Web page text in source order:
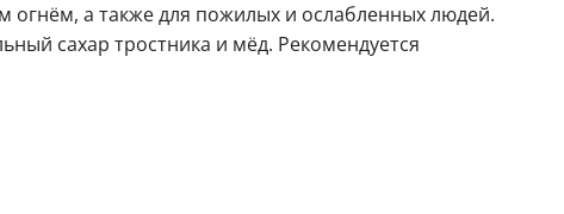
а также для пожилых и ослабленных людей.
сахар тростника и мёд. Рекомендуется